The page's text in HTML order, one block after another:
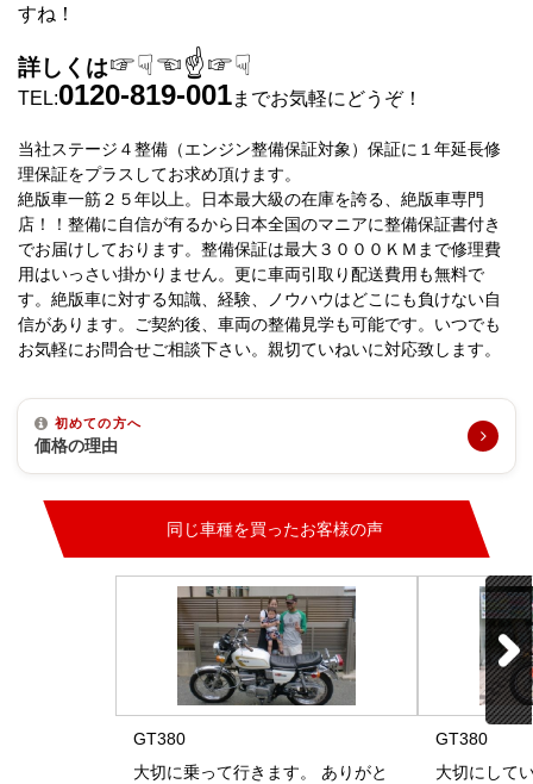
すね！
詳しくは☞☟☜☝☞☟
TEL:0120-819-001までお気軽にどうぞ！
当社ステージ４整備（エンジン整備保証対象）保証に１年延長修
理保証をプラスしてお求め頂けます。
絶版車一筋２５年以上。日本最大級の在庫を誇る、絶版車専門
店！！整備に自信が有るから日本全国のマニアに整備保証書付き
でお届けしております。整備保証は最大３０００ＫＭまで修理費
用はいっさい掛かりません。更に車両引取り配送費用も無料で
す。絶版車に対する知識、経験、ノウハウはどこにも負けない自
信があります。ご契約後、車両の整備見学も可能です。いつでも
お気軽にお問合せご相談下さい。親切ていねいに対応致します。
初めての方へ
価格の理由
同じ車種を買ったお客様の声
GT380
大切に乗って行きます。 ありがと
GT380
大切にして